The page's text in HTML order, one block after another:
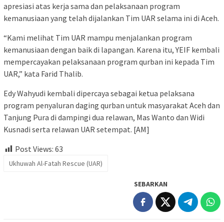
apresiasi atas kerja sama dan pelaksanaan program
kemanusiaan yang telah dijalankan Tim UAR selama ini di Aceh.
“Kami melihat Tim UAR mampu menjalankan program
kemanusiaan dengan baik di lapangan. Karena itu, YEIF kembali
mempercayakan pelaksanaan program qurban ini kepada Tim
UAR,” kata Farid Thalib.
Edy Wahyudi kembali dipercaya sebagai ketua pelaksana
program penyaluran daging qurban untuk masyarakat Aceh dan
Tanjung Pura di dampingi dua relawan, Mas Wanto dan Widi
Kusnadi serta relawan UAR setempat. [AM]
Post Views: 63
Ukhuwah Al-Fatah Rescue (UAR)
SEBARKAN